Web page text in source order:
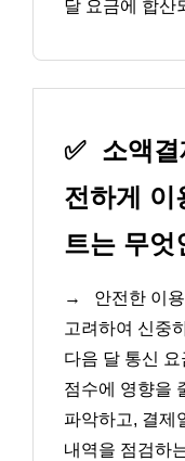
달 요금에 합산
✅ 소액
전하게 이
트는 무엇
→
안전한 이
고려하여 신중
다음 달 통신
점수에 영향을
파악하고, 결제
내역을 점검하